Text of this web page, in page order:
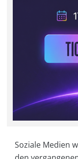
Soziale Medien